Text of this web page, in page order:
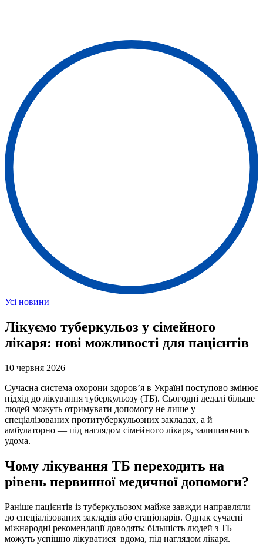
Усі новини
Лікуємо туберкульоз у сімейного
лікаря: нові можливості для пацієнтів
10 червня 2026
Сучасна система охорони здоров’я в Україні поступово змінює
підхід до лікування туберкульозу (ТБ). Сьогодні дедалі більше
людей можуть отримувати допомогу не лише у
спеціалізованих протитуберкульозних закладах, а й
амбулаторно — під наглядом сімейного лікаря, залишаючись
удома.
Чому лікування ТБ переходить на
рівень первинної медичної допомоги?
Раніше пацієнтів із туберкульозом майже завжди направляли
до спеціалізованих закладів або стаціонарів. Однак сучасні
міжнародні рекомендації доводять: більшість людей з ТБ
можуть успішно лікуватися вдома, під наглядом лікаря.